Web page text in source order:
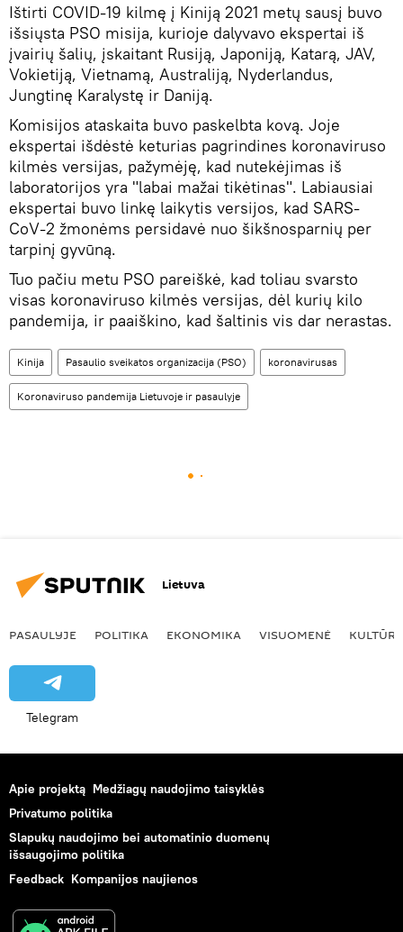
Ištirti COVID-19 kilmę į Kiniją 2021 metų sausį buvo
išsiųsta PSO misija, kurioje dalyvavo ekspertai iš
įvairių šalių, įskaitant Rusiją, Japoniją, Katarą, JAV,
Vokietiją, Vietnamą, Australiją, Nyderlandus,
Jungtinę Karalystę ir Daniją.
Komisijos ataskaita buvo paskelbta kovą. Joje
ekspertai išdėstė keturias pagrindines koronaviruso
kilmės versijas, pažymėję, kad nutekėjimas iš
laboratorijos yra "labai mažai tikėtinas". Labiausiai
ekspertai buvo linkę laikytis versijos, kad SARS-
CoV-2 žmonėms persidavė nuo šikšnosparnių per
tarpinį gyvūną.
Tuo pačiu metu PSO pareiškė, kad toliau svarsto
visas koronaviruso kilmės versijas, dėl kurių kilo
pandemija, ir paaiškino, kad šaltinis vis dar nerastas.
Kinija Pasaulio sveikatos organizacija (PSO) koronavirusas
Koronaviruso pandemija Lietuvoje ir pasaulyje
Lietuva
PASAULYJE POLITIKA EKONOMIKA VISUOMENĖ KULTŪRA
Telegram
Apie projektą Medžiagų naudojimo taisyklės
Privatumo politika
Slapukų naudojimo bei automatinio duomenų
išsaugojimo politika
Feedback Kompanijos naujienos